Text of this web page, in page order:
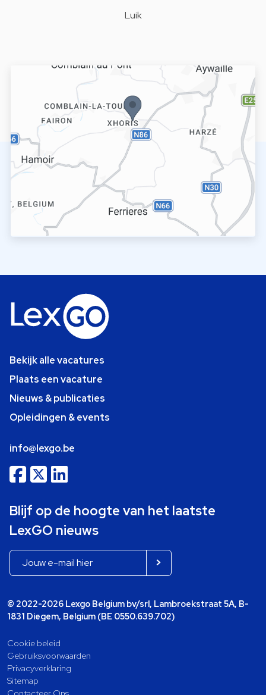
Luik
Bekijk alle vacatures
Plaats een vacature
Nieuws & publicaties
Opleidingen & events
info@lexgo.be
Blijf op de hoogte van het laatste
LexGO nieuws
© 2022-2026 Lexgo Belgium bv/srl, Lambroekstraat 5A, B-
1831 Diegem, Belgium (BE 0550.639.702)
Cookie beleid
Gebruiksvoorwaarden
Privacyverklaring
Sitemap